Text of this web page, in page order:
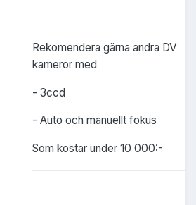
Rekomendera gärna andra DV
kameror med
- 3ccd
- Auto och manuellt fokus
Som kostar under 10 000:-